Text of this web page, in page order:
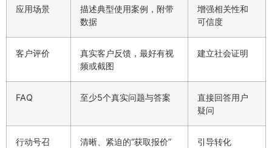
应用场景
描述典型使用案例，附带
数据
增强相关性和
可信度
客户评价
真实客户反馈，最好有视
频或截图
建立社会证明
FAQ 至少5个真实问题与答案
直接回答用户
疑问
行动号召
清晰、紧迫的“获取报价”
引导转化